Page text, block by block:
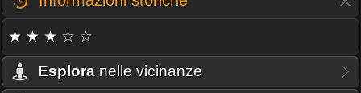
★ ★ ★ ☆ ☆
Esplora nelle vicinanze